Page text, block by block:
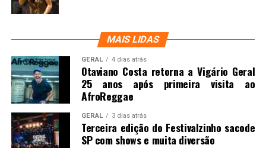
MAIS LIDAS
GERAL 4 dias atrás
Otaviano Costa retorna a Vigário Geral
25 anos após primeira visita ao
AfroReggae
GERAL 3 dias atrás
Terceira edição do Festivalzinho sacode
SP com shows e muita diversão